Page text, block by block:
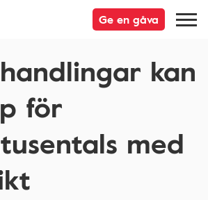
Ge en gåva
kan
för
med